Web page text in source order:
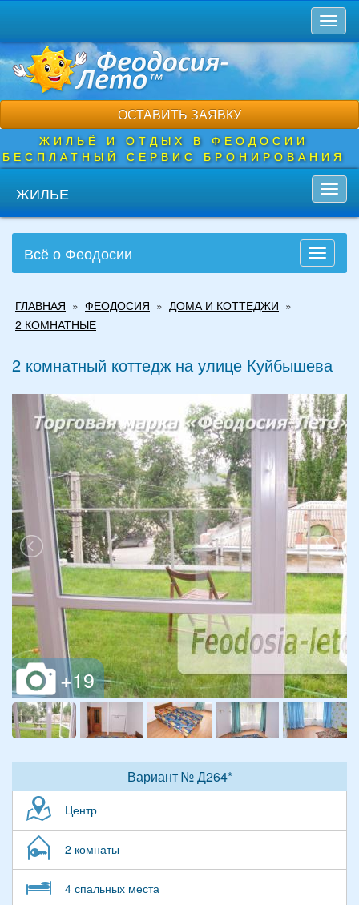
основному
содержанию
ОСТАВИТЬ ЗАЯВКУ
ЖИЛЬЁ И ОТДЫХ В ФЕОДОСИИ
БЕСПЛАТНЫЙ СЕРВИС БРОНИРОВАНИЯ
ЖИЛЬЕ
Toggle
Всё о Феодосии
здесь
ГЛАВНАЯ » ФЕОДОСИЯ » ДОМА И КОТТЕДЖИ »
2 КОМНАТНЫЕ
2 комнатный коттедж на улице Куйбышева
Вариант № Д264*
Центр
2 комнаты
4 спальных места